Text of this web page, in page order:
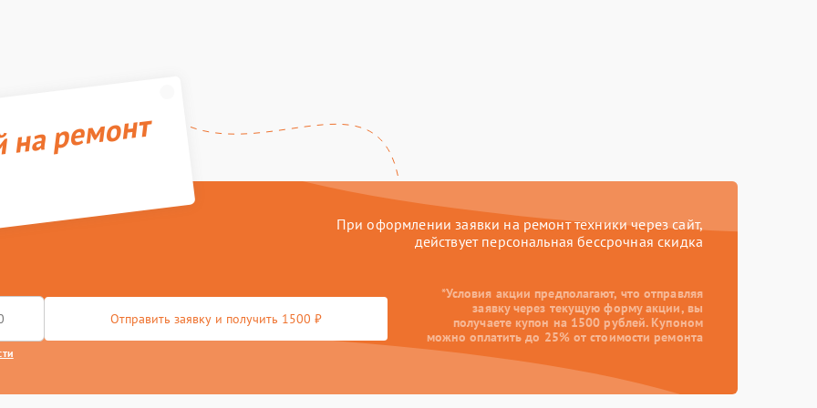
ремонт
При оформлении заявки на ремонт техники через сайт,
действует персональная бессрочная скидка
Отправить заявку и получить 1500 ₽
*Условия акции предполагают, что отправляя
заявку через текущую форму акции, вы
получаете купон на 1500 рублей. Купоном
можно оплатить до 25% от стоимости ремонта